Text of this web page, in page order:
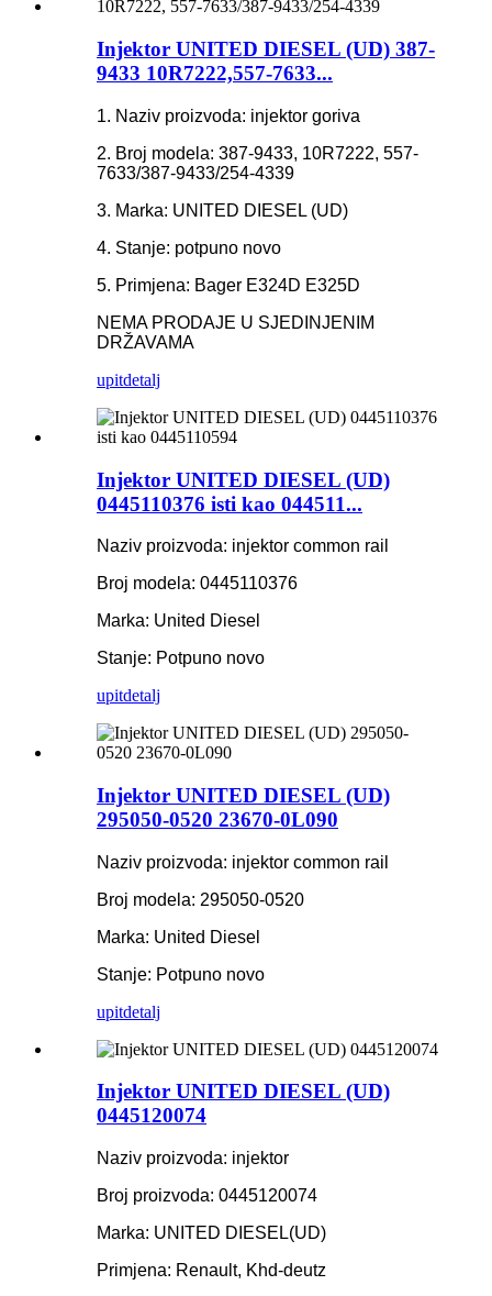
Injektor UNITED DIESEL (UD) 387-
9433 10R7222,557-7633...
1. Naziv proizvoda: injektor goriva
2. Broj modela: 387-9433, 10R7222, 557-
7633/387-9433/254-4339
3. Marka: UNITED DIESEL (UD)
4. Stanje: potpuno novo
5. Primjena: Bager E324D E325D
NEMA PRODAJE U SJEDINJENIM
DRŽAVAMA
upitdetalj
Injektor UNITED DIESEL (UD)
0445110376 isti kao 044511...
Naziv proizvoda: injektor common rail
Broj modela: 0445110376
Marka: United Diesel
Stanje: Potpuno novo
upitdetalj
Injektor UNITED DIESEL (UD)
295050-0520 23670-0L090
Naziv proizvoda: injektor common rail
Broj modela: 295050-0520
Marka: United Diesel
Stanje: Potpuno novo
upitdetalj
Injektor UNITED DIESEL (UD)
0445120074
Naziv proizvoda: injektor
Broj proizvoda: 0445120074
Marka: UNITED DIESEL(UD)
Primjena: Renault, Khd-deutz